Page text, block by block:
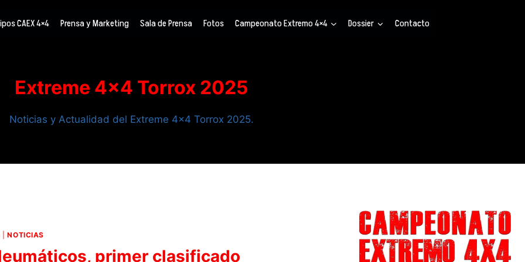
CAEX 4×4 Prensa y Marketing Sala de Prensa Fotos Campeonato Extremo 4×4 Dossier Contacto
Extreme 4×4 Torrox 2025
Noticias y Actualidad del Extreme 4×4 Torrox 2025.
|NOTICIAS
primer clasificado